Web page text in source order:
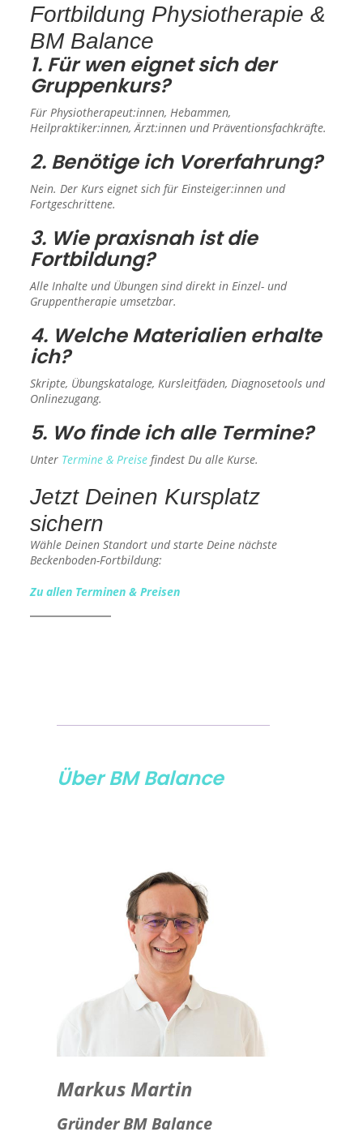
Fortbildung Physiotherapie &
BM Balance
1. Für wen eignet sich der
Gruppenkurs?
Für Physiotherapeut:innen, Hebammen,
Heilpraktiker:innen, Ärzt:innen und Präventionsfachkräfte.
2. Benötige ich Vorerfahrung?
Nein. Der Kurs eignet sich für Einsteiger:innen und
Fortgeschrittene.
3. Wie praxisnah ist die
Fortbildung?
Alle Inhalte und Übungen sind direkt in Einzel- und
Gruppentherapie umsetzbar.
4. Welche Materialien erhalte
ich?
Skripte, Übungskataloge, Kursleitfäden, Diagnosetools und
Onlinezugang.
5. Wo finde ich alle Termine?
Unter Termine & Preise findest Du alle Kurse.
Jetzt Deinen Kursplatz
sichern
Wähle Deinen Standort und starte Deine nächste
Beckenboden-Fortbildung:
Zu allen Terminen & Preisen
Über BM Balance
Markus Martin
Gründer BM Balance